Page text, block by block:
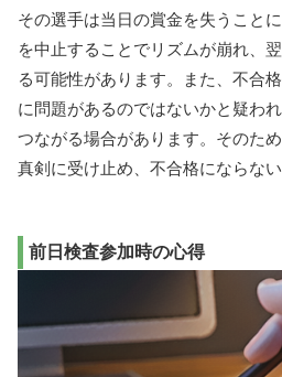
その選手は当日の賞金を失うこと
を中止することでリズムが崩れ、
る可能性があります。また、不合
に問題があるのではないかと疑わ
つながる場合があります。そのた
真剣に受け止め、不合格にならな
前日検査参加時の心得